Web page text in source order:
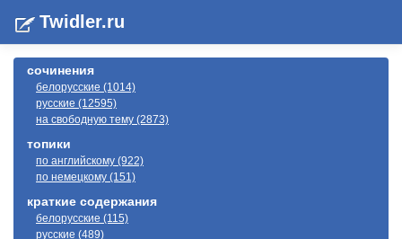
Twidler.ru
сочинения
белорусские (1014)
русские (12595)
на свободную тему (2873)
топики
по английскому (922)
по немецкому (151)
краткие содержания
белорусские (115)
русские (489)